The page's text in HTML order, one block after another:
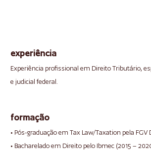
experiência
Experiência profissional em Direito Tributário,
e judicial federal.
formação
• Pós-graduação em Tax Law/Taxation pela FGV
• Bacharelado em Direito pelo Ibmec (2015 –